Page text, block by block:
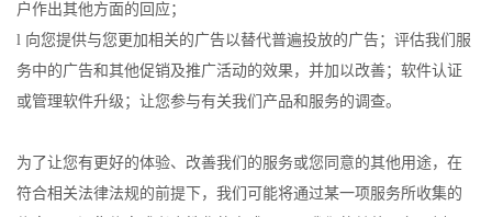
户作出其他方面的回应；
l 向您提供与您更加相关的广告以替代普遍投放的广告；评估我们服
务中的广告和其他促销及推广活动的效果，并加以改善；软件认证
或管理软件升级；让您参与有关我们产品和服务的调查。
为了让您有更好的体验、改善我们的服务或您同意的其他用途，在
符合相关法律法规的前提下，我们可能将通过某一项服务所收集的